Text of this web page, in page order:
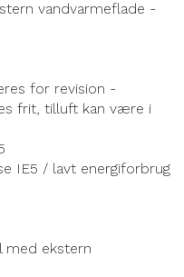
vandvarmeflade -
for revision -
frit, tilluft kan være i
IE5 / lavt energiforbrug
med ekstern